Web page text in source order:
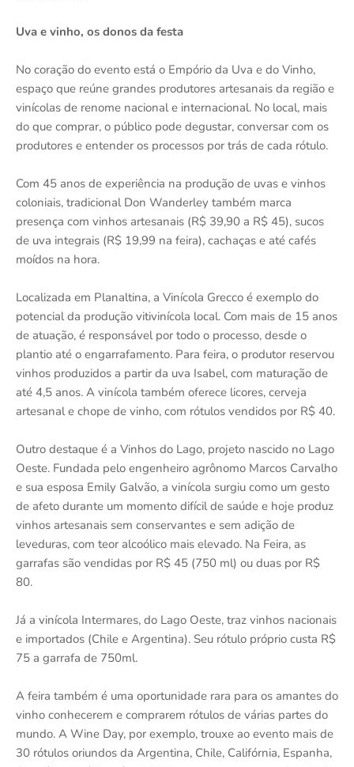
Uva e vinho, os donos da festa
No coração do evento está o Empório da Uva e do Vinho,
espaço que reúne grandes produtores artesanais da região e
vinícolas de renome nacional e internacional. No local, mais
do que comprar, o público pode degustar, conversar com os
produtores e entender os processos por trás de cada rótulo.
Com 45 anos de experiência na produção de uvas e vinhos
coloniais, tradicional Don Wanderley também marca
presença com vinhos artesanais (R$ 39,90 a R$ 45), sucos
de uva integrais (R$ 19,99 na feira), cachaças e até cafés
moídos na hora.
Localizada em Planaltina, a Vinícola Grecco é exemplo do
potencial da produção vitivinícola local. Com mais de 15 anos
de atuação, é responsável por todo o processo, desde o
plantio até o engarrafamento. Para feira, o produtor reservou
vinhos produzidos a partir da uva Isabel, com maturação de
até 4,5 anos. A vinícola também oferece licores, cerveja
artesanal e chope de vinho, com rótulos vendidos por R$ 40.
Outro destaque é a Vinhos do Lago, projeto nascido no Lago
Oeste. Fundada pelo engenheiro agrônomo Marcos Carvalho
e sua esposa Emily Galvão, a vinícola surgiu como um gesto
de afeto durante um momento difícil de saúde e hoje produz
vinhos artesanais sem conservantes e sem adição de
leveduras, com teor alcoólico mais elevado. Na Feira, as
garrafas são vendidas por R$ 45 (750 ml) ou duas por R$
80.
Já a vinícola Intermares, do Lago Oeste, traz vinhos nacionais
e importados (Chile e Argentina). Seu rótulo próprio custa R$
75 a garrafa de 750ml.
A feira também é uma oportunidade rara para os amantes do
vinho conhecerem e comprarem rótulos de várias partes do
mundo. A Wine Day, por exemplo, trouxe ao evento mais de
30 rótulos oriundos da Argentina, Chile, Califórnia, Espanha,